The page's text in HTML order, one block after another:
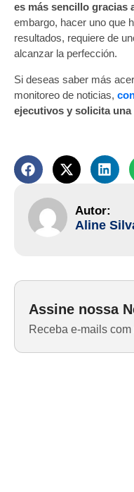
Assine nossa
Receba e-mails
es más sencillo gracias
embargo, hacer uno que
resultados, requiere de
alcanzar la perfección.
Si deseas saber más
monitoreo de noticias,
ejecutivos y solicita
Aline